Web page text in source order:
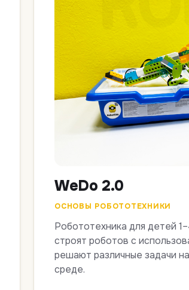
WeDo 2.0
ОСНОВЫ РОБОТОТЕХНИКИ
Робототехника для детей
строят роботов с
решают различные задачи
среде.